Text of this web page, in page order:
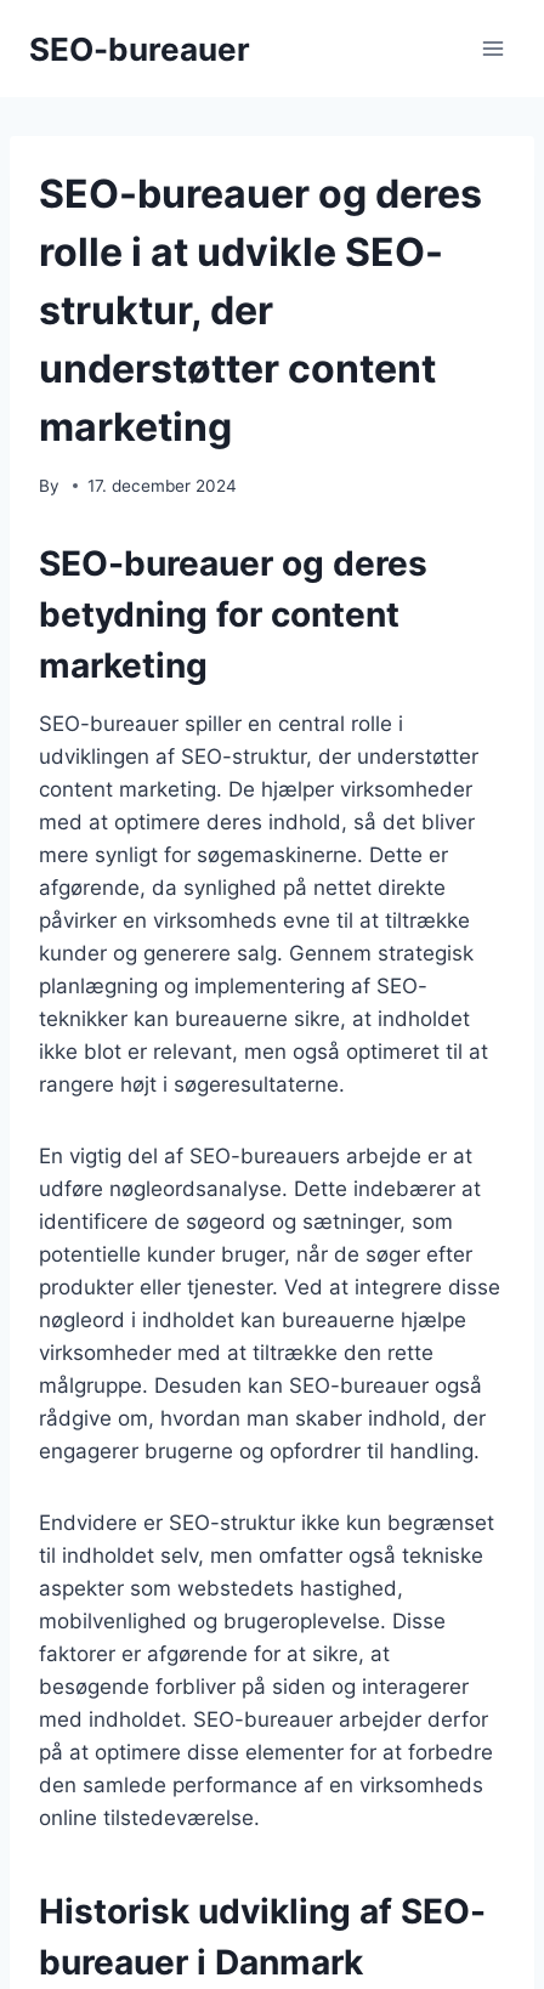
SEO-bureauer
SEO-bureauer og deres
rolle i at udvikle SEO-
struktur, der
understøtter content
marketing
By 17. december 2024
SEO-bureauer og deres
betydning for content
marketing
SEO-bureauer spiller en central rolle i
udviklingen af SEO-struktur, der understøtter
content marketing. De hjælper virksomheder
med at optimere deres indhold, så det bliver
mere synligt for søgemaskinerne. Dette er
afgørende, da synlighed på nettet direkte
påvirker en virksomheds evne til at tiltrække
kunder og generere salg. Gennem strategisk
planlægning og implementering af SEO-
teknikker kan bureauerne sikre, at indholdet
ikke blot er relevant, men også optimeret til at
rangere højt i søgeresultaterne.
En vigtig del af SEO-bureauers arbejde er at
udføre nøgleordsanalyse. Dette indebærer at
identificere de søgeord og sætninger, som
potentielle kunder bruger, når de søger efter
produkter eller tjenester. Ved at integrere disse
nøgleord i indholdet kan bureauerne hjælpe
virksomheder med at tiltrække den rette
målgruppe. Desuden kan SEO-bureauer også
rådgive om, hvordan man skaber indhold, der
engagerer brugerne og opfordrer til handling.
Endvidere er SEO-struktur ikke kun begrænset
til indholdet selv, men omfatter også tekniske
aspekter som webstedets hastighed,
mobilvenlighed og brugeroplevelse. Disse
faktorer er afgørende for at sikre, at
besøgende forbliver på siden og interagerer
med indholdet. SEO-bureauer arbejder derfor
på at optimere disse elementer for at forbedre
den samlede performance af en virksomheds
online tilstedeværelse.
Historisk udvikling af SEO-
bureauer i Danmark